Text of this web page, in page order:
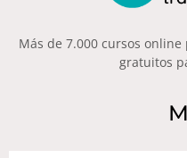
Más de 7.000 cursos
gratuitos